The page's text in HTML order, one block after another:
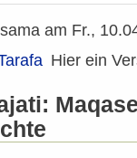
am Fr.,
Hier ein